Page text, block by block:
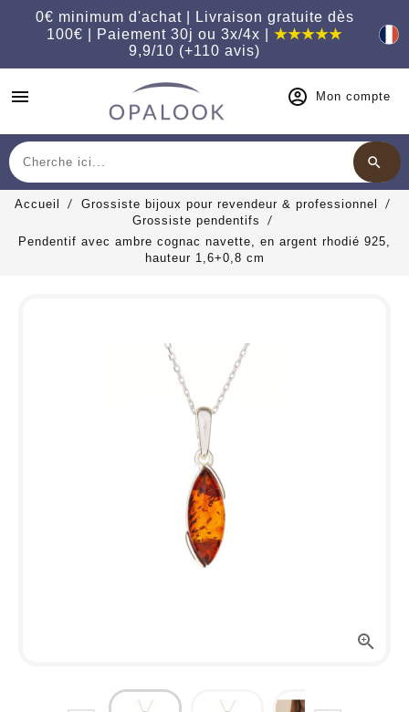
0€ minimum d'achat | Livraison gratuite dès
100€ | Paiement 30j ou 3x/4x |★★★★★
9,9/10 (+110 avis)
menu Mon compte
search
Accueil
Grossiste bijoux pour revendeur & professionnel
Grossiste pendentifs
Pendentif avec ambre cognac navette, en argent rhodié 925,
hauteur 1,6+0,8 cm
